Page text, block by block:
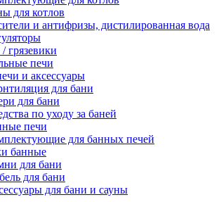
для котлов
и антифризы, дистилированная вода
грязевики
печи
и аксессуары
для бани
для бани
по уходу за баней
печи
для банных печей
банные
для бани
для бани
для бани и сауны